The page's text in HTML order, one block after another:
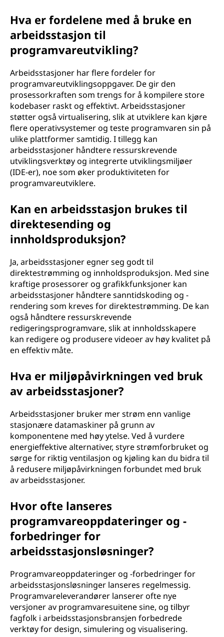
Hva er fordelene med å bruke en
arbeidsstasjon til
programvareutvikling?
Arbeidsstasjoner har flere fordeler for
programvareutviklingsoppgaver. De gir den
prosessorkraften som trengs for å kompilere store
kodebaser raskt og effektivt. Arbeidsstasjoner
støtter også virtualisering, slik at utviklere kan kjøre
flere operativsystemer og teste programvaren sin på
ulike plattformer samtidig. I tillegg kan
arbeidsstasjoner håndtere ressurskrevende
utviklingsverktøy og integrerte utviklingsmiljøer
(IDE-er), noe som øker produktiviteten for
programvareutviklere.
Kan en arbeidsstasjon brukes til
direktesending og
innholdsproduksjon?
Ja, arbeidsstasjoner egner seg godt til
direktestrømming og innholdsproduksjon. Med sine
kraftige prosessorer og grafikkfunksjoner kan
arbeidsstasjoner håndtere sanntidskoding og -
rendering som kreves for direktestrømming. De kan
også håndtere ressurskrevende
redigeringsprogramvare, slik at innholdsskapere
kan redigere og produsere videoer av høy kvalitet på
en effektiv måte.
Hva er miljøpåvirkningen ved bruk
av arbeidsstasjoner?
Arbeidsstasjoner bruker mer strøm enn vanlige
stasjonære datamaskiner på grunn av
komponentene med høy ytelse. Ved å vurdere
energieffektive alternativer, styre strømforbruket og
sørge for riktig ventilasjon og kjøling kan du bidra til
å redusere miljøpåvirkningen forbundet med bruk
av arbeidsstasjoner.
Hvor ofte lanseres
programvareoppdateringer og -
forbedringer for
arbeidsstasjonsløsninger?
Programvareoppdateringer og -forbedringer for
arbeidsstasjonsløsninger lanseres regelmessig.
Programvareleverandører lanserer ofte nye
versjoner av programvaresuitene sine, og tilbyr
fagfolk i arbeidsstasjonsbransjen forbedrede
verktøy for design, simulering og visualisering.